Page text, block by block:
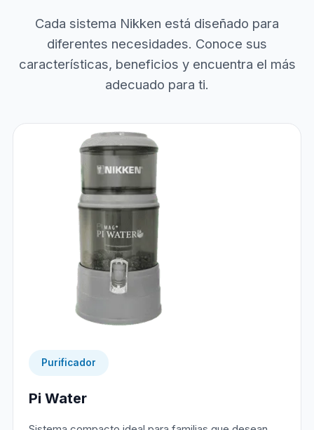
Cada sistema Nikken está diseñado para
diferentes necesidades. Conoce sus
características, beneficios y encuentra el más
adecuado para ti.
Purificador
Pi Water